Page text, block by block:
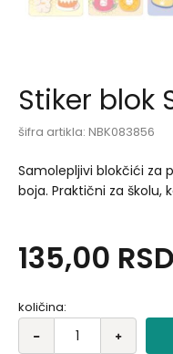
Stiker blok
šifra artikla: NBK083856
Samolepljivi blokčići za
boja. Praktični za školu,
135,00 RSD
količina: